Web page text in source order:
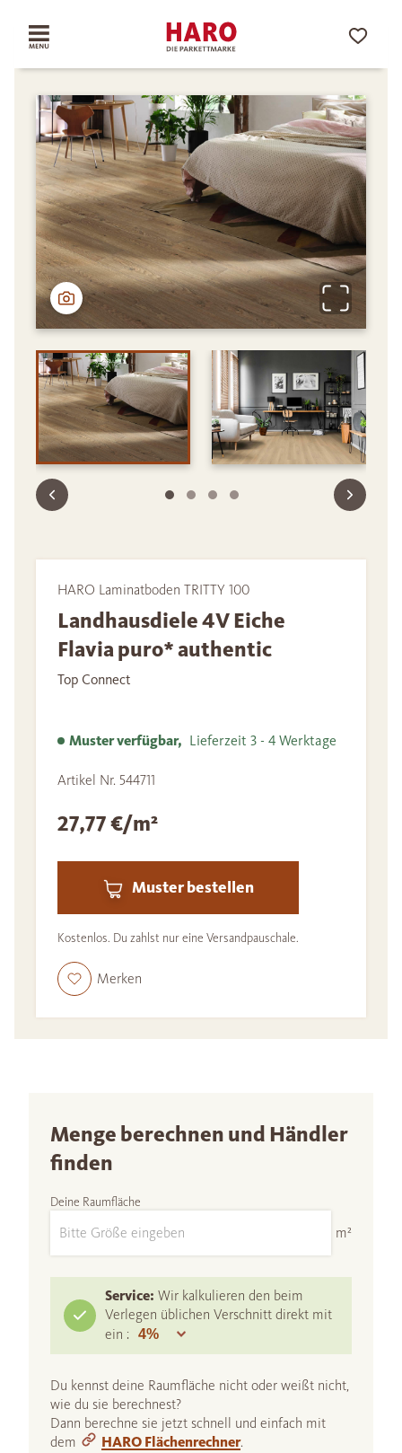
HARO Laminatboden TRITTY 100
Landhausdiele 4V Eiche
Flavia puro* authentic
Top Connect
Muster verfügbar, Lieferzeit 3 - 4 Werktage
Artikel Nr. 544711
27,77 €/m²
Muster bestellen
Kostenlos. Du zahlst nur eine Versandpauschale.
Merken
Menge berechnen und Händler
finden
Deine Raumfläche
m²
Service: Wir kalkulieren den beim
Verlegen üblichen Verschnitt direkt mit
ein :
Du kennst deine Raumfläche nicht oder weißt nicht,
wie du sie berechnest?
Dann berechne sie jetzt schnell und einfach mit
dem
HARO Flächenrechner.